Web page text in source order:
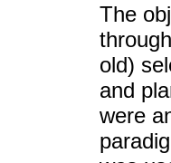
The
old)
and
were